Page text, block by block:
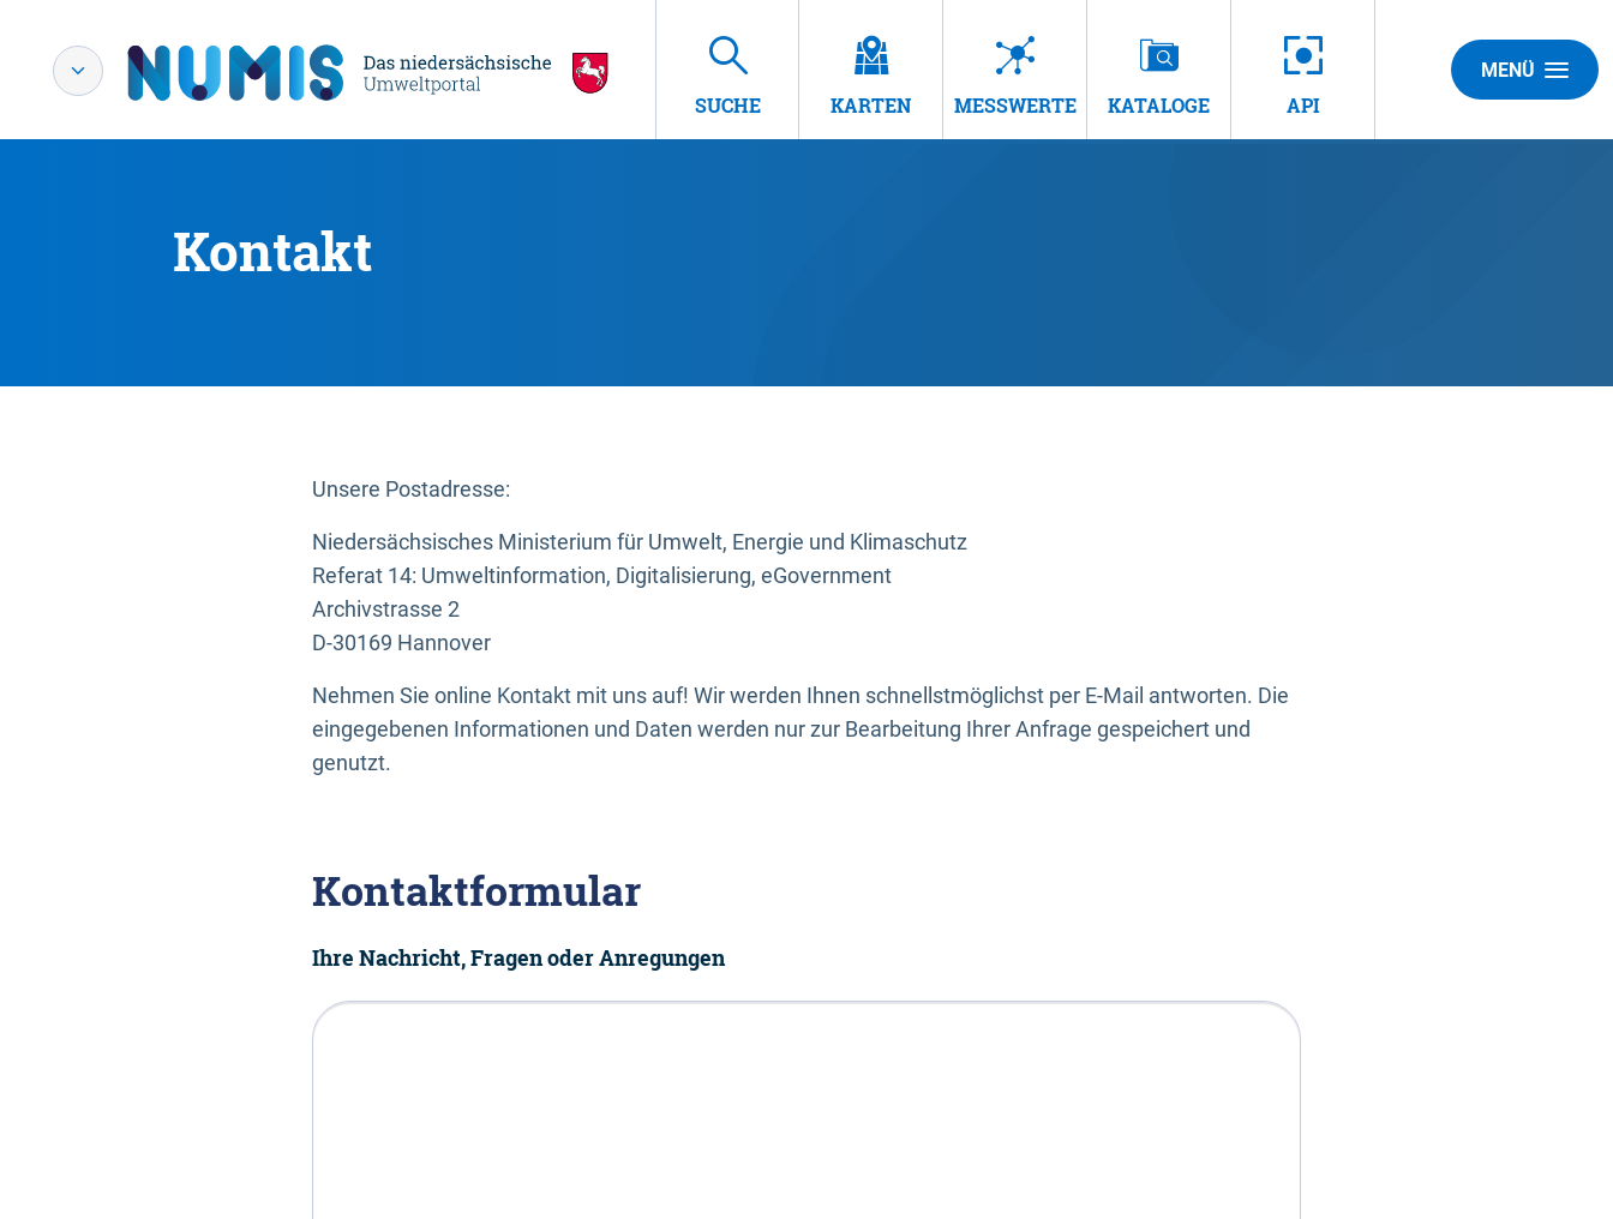
SUCHE KARTEN MESSWERTE KATALOGE API
MENÜ
Kontakt
Unsere Postadresse:
Niedersächsisches Ministerium für Umwelt, Energie und Klimaschutz
Referat 14: Umweltinformation, Digitalisierung, eGovernment
Archivstrasse 2
D-30169 Hannover
Nehmen Sie online Kontakt mit uns auf! Wir werden Ihnen schnellstmöglichst per E-Mail antworten. Die
eingegebenen Informationen und Daten werden nur zur Bearbeitung Ihrer Anfrage gespeichert und
genutzt.
Kontaktformular
Ihre Nachricht, Fragen oder Anregungen